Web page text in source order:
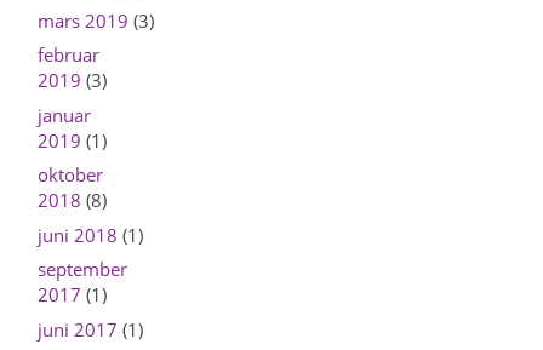
mars 2019 (3)
februar
2019 (3)
januar
2019 (1)
oktober
2018 (8)
juni 2018 (1)
september
2017 (1)
juni 2017 (1)